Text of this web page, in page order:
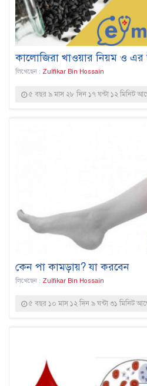
কালোজিরা খাওয়ার নিয়ম ও এর
লিখেছেন : Zulfikar Bin Hossain
৫ বছর ৯ মাস ২৮ দিন ১৭ ঘন্টা ১২ মিনিট
কেন পা কামড়ায়? যা করবেন
লিখেছেন : Zulfikar Bin Hossain
৫ বছর ১০ মাস ১২ দিন ৯ ঘন্টা ৩১ মিনিট